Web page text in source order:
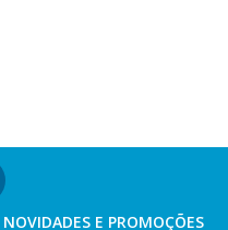
NOVIDADES E PROMOÇÕES